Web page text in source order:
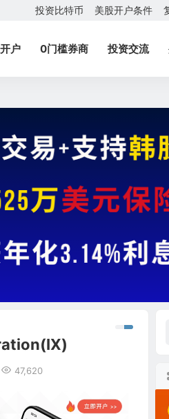
投资比特币 美股开户条件
户 0门槛券商 投资交流
47,620